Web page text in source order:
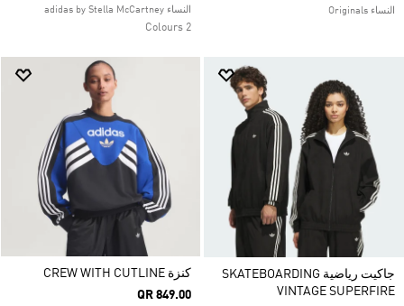
النساء Originals النساء adidas by Stella McCartney
2 Colours
جاكيت رياضية SKATEBOARDING
VINTAGE SUPERFIRE
كنزة CREW WITH CUTLINE
QR 849.00